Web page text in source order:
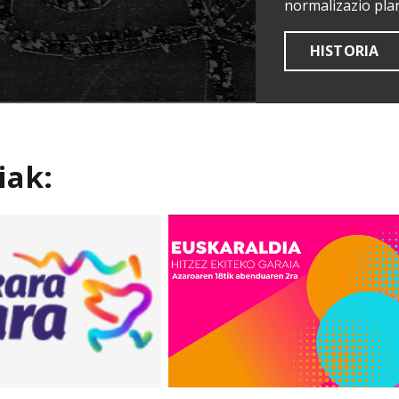
normalizazio
HISTORIA